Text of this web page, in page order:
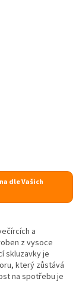
dle Vašich
a
z vysoce
skluzavky je
který zůstává
na spotřebu je